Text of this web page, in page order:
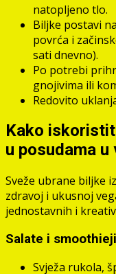
natopljeno tlo.
Biljke postavi
povrća i
sati dnevno).
Po potrebi
gnojivima ili
Redovito
Kako
u posudama
Sveže ubrane biljke
zdravoj i ukusnoj
jednostavnih i
Salate i smoothieji
Svježa rukola,